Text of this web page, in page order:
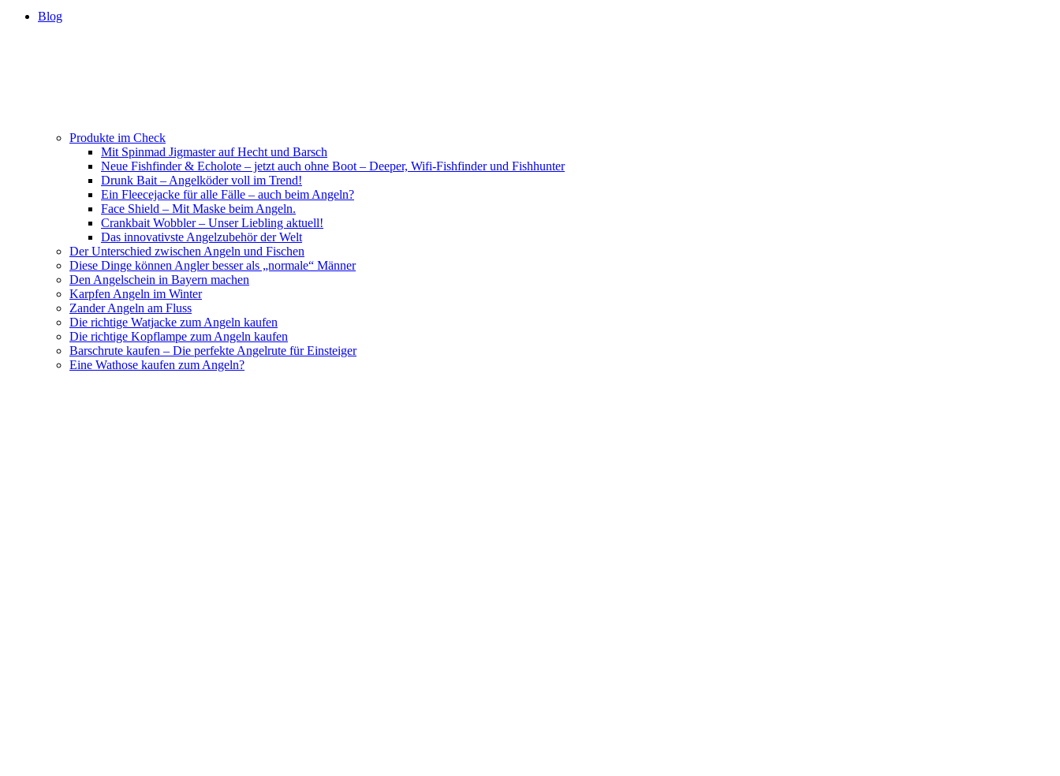
Blog
Produkte im Check
Mit Spinmad Jigmaster auf Hecht und Barsch
Neue Fishfinder & Echolote – jetzt auch ohne Boot – Deeper, Wifi-Fishfinder und Fishhunter
Drunk Bait – Angelköder voll im Trend!
Ein Fleecejacke für alle Fälle – auch beim Angeln?
Face Shield – Mit Maske beim Angeln.
Crankbait Wobbler – Unser Liebling aktuell!
Das innovativste Angelzubehör der Welt
Der Unterschied zwischen Angeln und Fischen
Diese Dinge können Angler besser als „normale“ Männer
Den Angelschein in Bayern machen
Karpfen Angeln im Winter
Zander Angeln am Fluss
Die richtige Watjacke zum Angeln kaufen
Die richtige Kopflampe zum Angeln kaufen
Barschrute kaufen – Die perfekte Angelrute für Einsteiger
Eine Wathose kaufen zum Angeln?